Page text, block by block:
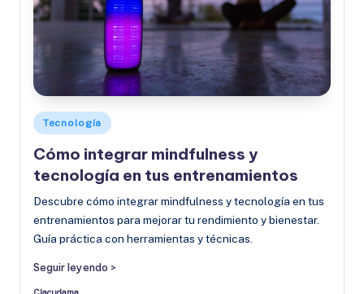
Publicado
en
Tecnología
Cómo integrar mindfulness y
tecnología en tus entrenamientos
Descubre cómo integrar mindfulness y tecnología en tus
entrenamientos para mejorar tu rendimiento y bienestar.
Guía práctica con herramientas y técnicas.
Seguir leyendo >